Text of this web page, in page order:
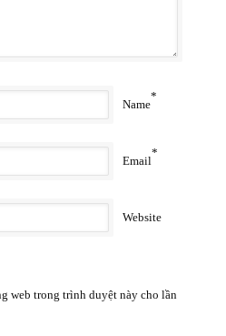
Name
*
Email
*
Website
web trong trình duyệt này cho lần